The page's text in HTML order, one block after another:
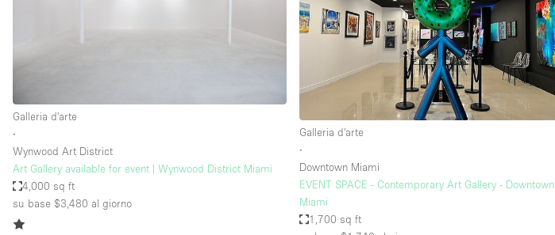
Stand / Bancarella
Dotazioni dello
Accesso per disabili
Galleria d'arte
∙
Wynwood Art District
Art Gallery available for event | Wynwood District Miami
4,000 sq ft
su base $3,480 al giorno
Galleria d'arte
∙
Downtown Miami
EVENT SPACE - Contemporary Art Gallery - Downtown
Miami
1,700 sq ft